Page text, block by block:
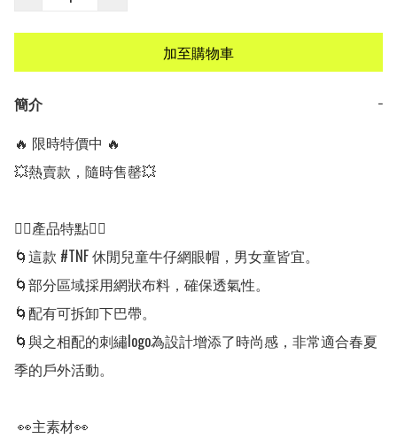
加至購物車
簡介
−
🔥 限時特價中 🔥
💥熱賣款，隨時售罄💥
👍🏻產品特點👍🏻
🌀這款 #TNF 休閒兒童牛仔網眼帽，男女童皆宜。
🌀部分區域採用網狀布料，確保透氣性。
🌀配有可拆卸下巴帶。
🌀與之相配的刺繡logo為設計增添了時尚感，非常適合春夏
季的戶外活動。